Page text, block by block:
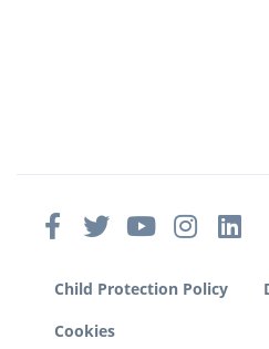
Child Protection Policy
Cookies